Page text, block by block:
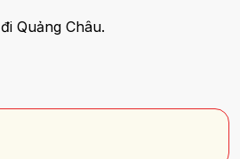
đi Quảng Châu.